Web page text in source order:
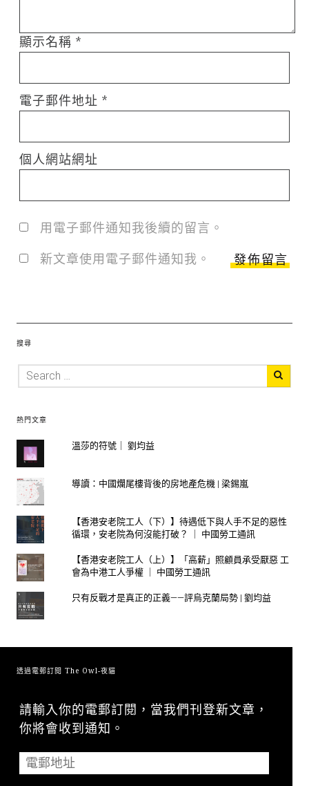
顯示名稱 *
電子郵件地址 *
個人網站網址
用電子郵件通知我後續的留言。
新文章使用電子郵件通知我。
搜尋
熱門文章
溫莎的符號｜ 劉均益
導讀：中國爛尾樓背後的房地產危機 | 梁錫嵐
【香港安老院工人（下）】待遇低下與人手不足的惡性
循環，安老院為何沒能打破？ ｜ 中國勞工通訊
【香港安老院工人（上）】「高薪」照顧員承受厭惡 工
會為中港工人爭權 ｜ 中國勞工通訊
只有反戰才是真正的正義——評烏克蘭局勢 | 劉均益
透過電郵訂閱 The Owl-夜貓
請輸入你的電郵訂閱，當我們刊登新文章，
你將會收到通知。